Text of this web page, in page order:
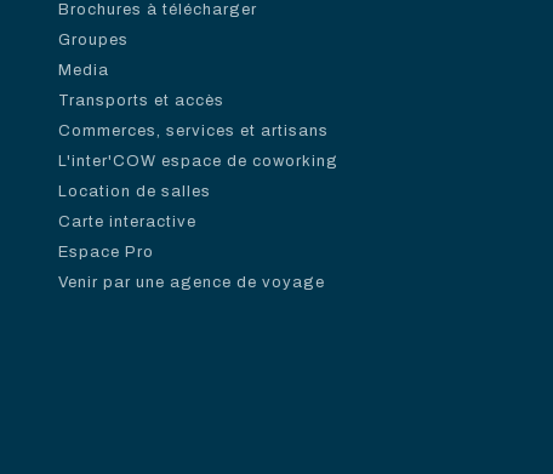
Brochures à télécharger
Groupes
Media
Transports et accès
Commerces, services et artisans
L'inter'COW espace de coworking
Location de salles
Carte interactive
Espace Pro
Venir par une agence de voyage